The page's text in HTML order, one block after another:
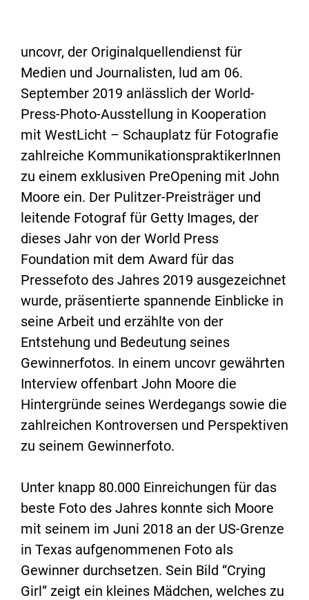
uncovr, der Originalquellendienst für
Medien und Journalisten, lud am 06.
September 2019 anlässlich der World-
Press-Photo-Ausstellung in Kooperation
mit WestLicht – Schauplatz für Fotografie
zahlreiche KommunikationspraktikerInnen
zu einem exklusiven PreOpening mit John
Moore ein. Der Pulitzer-Preisträger und
leitende Fotograf für Getty Images, der
dieses Jahr von der World Press
Foundation mit dem Award für das
Pressefoto des Jahres 2019 ausgezeichnet
wurde, präsentierte spannende Einblicke in
seine Arbeit und erzählte von der
Entstehung und Bedeutung seines
Gewinnerfotos. In einem uncovr gewährten
Interview offenbart John Moore die
Hintergründe seines Werdegangs sowie die
zahlreichen Kontroversen und Perspektiven
zu seinem Gewinnerfoto.
Unter knapp 80.000 Einreichungen für das
beste Foto des Jahres konnte sich Moore
mit seinem im Juni 2018 an der US-Grenze
in Texas aufgenommenen Foto als
Gewinner durchsetzen. Sein Bild “Crying
Girl” zeigt ein kleines Mädchen, welches zu